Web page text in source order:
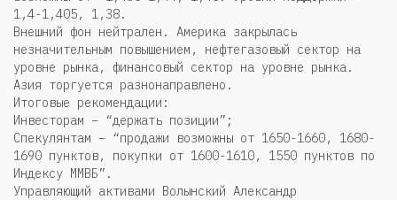
1,4-1,405, 1,38.
Внешний фон нейтрален. Америка закрылась
незначительным повышением, нефтегазовый сектор на
уровне рынка, финансовый сектор на уровне рынка.
Азия торгуется разнонаправлено.
Итоговые рекомендации:
Инвесторам – “держать позиции”;
Спекулянтам – “продажи возможны от 1650-1660, 1680-
1690 пунктов, покупки от 1600-1610, 1550 пунктов по
Индексу ММВБ”.
Управляющий активами Волынский Александр